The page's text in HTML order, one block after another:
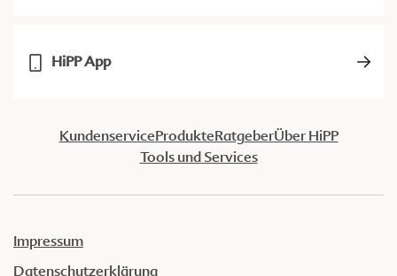
HiPP App
KundenserviceProdukteRatgeberÜber HiPP
Tools und Services
Impressum
Datenschutzerklärung